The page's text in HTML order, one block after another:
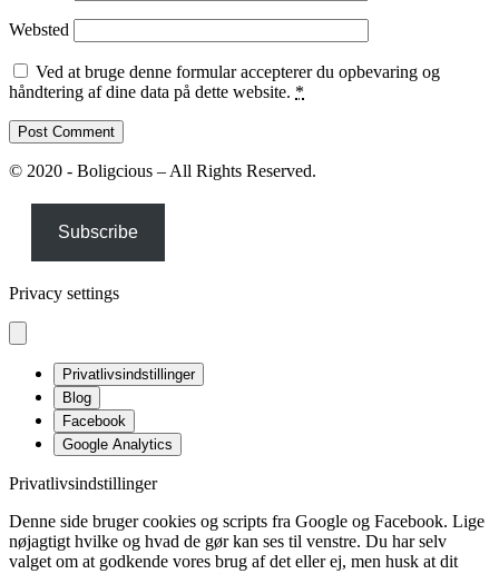
Websted
Ved at bruge denne formular accepterer du opbevaring og
håndtering af dine data på dette website. *
© 2020 - Boligcious – All Rights Reserved.
Subscribe
Privacy settings
Privatlivsindstillinger
Blog
Facebook
Google Analytics
Privatlivsindstillinger
Denne side bruger cookies og scripts fra Google og Facebook. Lige
nøjagtigt hvilke og hvad de gør kan ses til venstre. Du har selv
valget om at godkende vores brug af det eller ej, men husk at dit